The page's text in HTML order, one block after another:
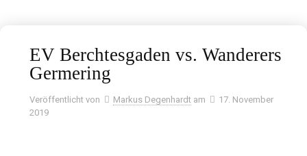
EV Berchtesgaden vs. Wanderers
Germering
Veröffentlicht von Markus Degenhardt am
17. November
2019